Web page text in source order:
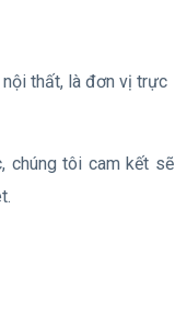
thất, là đơn vị trực
chúng tôi cam kết sẽ